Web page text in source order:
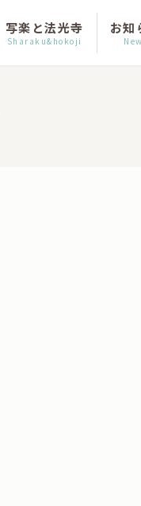
写楽と法光寺
Sharaku&hokoji
お知